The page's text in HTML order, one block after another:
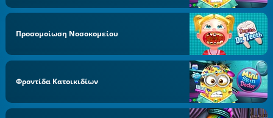
Προσομοίωση Νοσοκομείου
Φροντίδα Κατοικιδίων